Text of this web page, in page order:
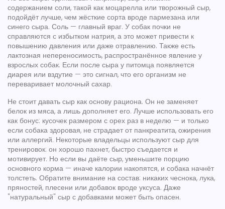
содержанием соли, такой как моцарелла или творожный сыр,
подойдёт лучше, чем жёсткие сорта вроде пармезана или
синего сыра. Соль — главный враг. У собак почки не
справляются с избытком натрия, а это может привести к
повышению давления или даже отравлению. Также есть
лактозная непереносимость, распространённое явление у
взрослых собак. Если после сыра у питомца появляется
диарея или вздутие — это сигнал, что его организм не
переваривает молочный сахар.
Не стоит давать сыр как основу рациона. Он не заменяет
белок из мяса, а лишь дополняет его. Лучше использовать его
как бонус: кусочек размером с орех раз в неделю — и только
если собака здоровая, не страдает от панкреатита, ожирения
или аллергий. Некоторые владельцы используют сыр для
тренировок: он хорошо пахнет, быстро съедается и
мотивирует. Но если вы даёте сыр, уменьшите порцию
основного корма — иначе калории накопятся, и собака начнёт
толстеть. Обратите внимание на состав: никаких чеснока, лука,
пряностей, плесени или добавок вроде уксуса. Даже
"натуральный" сыр с добавками может быть опасен.